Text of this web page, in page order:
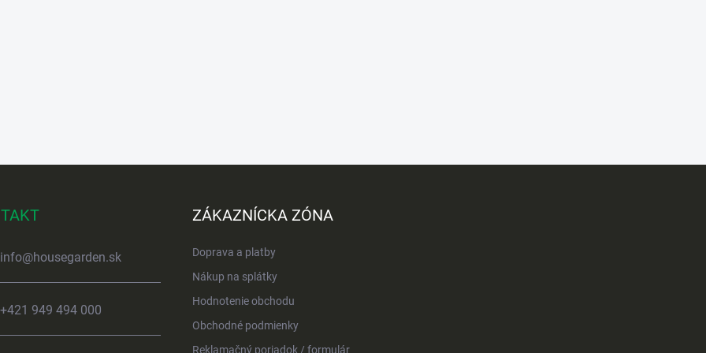
info@housegarden.sk
+421 949 494 000
ZÁKAZNÍCKA ZÓNA
Doprava a platby
Nákup na splátky
Hodnotenie obchodu
Obchodné podmienky
Reklamačný poriadok / formulár